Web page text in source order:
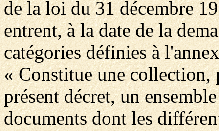
de la loi du 31 décembre
entrent, à la date de la
catégories définies à
« Constitue une collection,
présent décret, un
documents dont les